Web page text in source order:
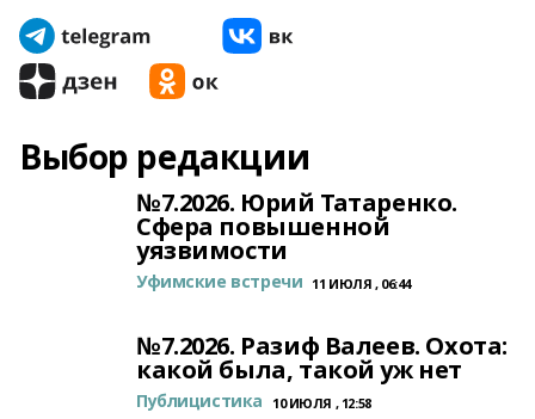
Выбор редакции
№7.2026. Юрий Татаренко.
Сфера повышенной
уязвимости
Уфимские встречи 11 ИЮЛЯ , 06:44
№7.2026. Разиф Валеев. Охота:
какой была, такой уж нет
Публицистика 10 ИЮЛЯ , 12:58